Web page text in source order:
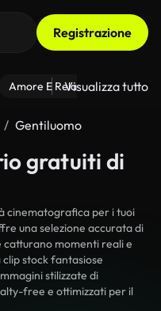
Registrazione
Amore E Relazioni Il
Visualizza tutto
Gentiluomo
gratuiti di
cinematografica per i tuoi
una selezione accurata di
momenti reali e
stock fantasiose
stilizzate di
free e ottimizzati per il